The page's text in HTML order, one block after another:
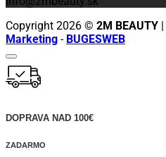
Copyright 2026 © 2M BEAUTY |
Marketing - BUGESWEB
DOPRAVA NAD 100€
ZADARMO